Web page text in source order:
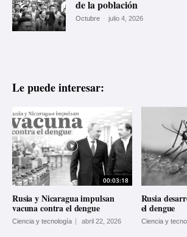
de la población
Octubre - julio 4, 2026
Le puede interesar:
00:03:18
Rusia y Nicaragua impulsan
vacuna contra el dengue
Ciencia y tecnología abril 22, 2026
Rusia
el dengue
Ciencia y